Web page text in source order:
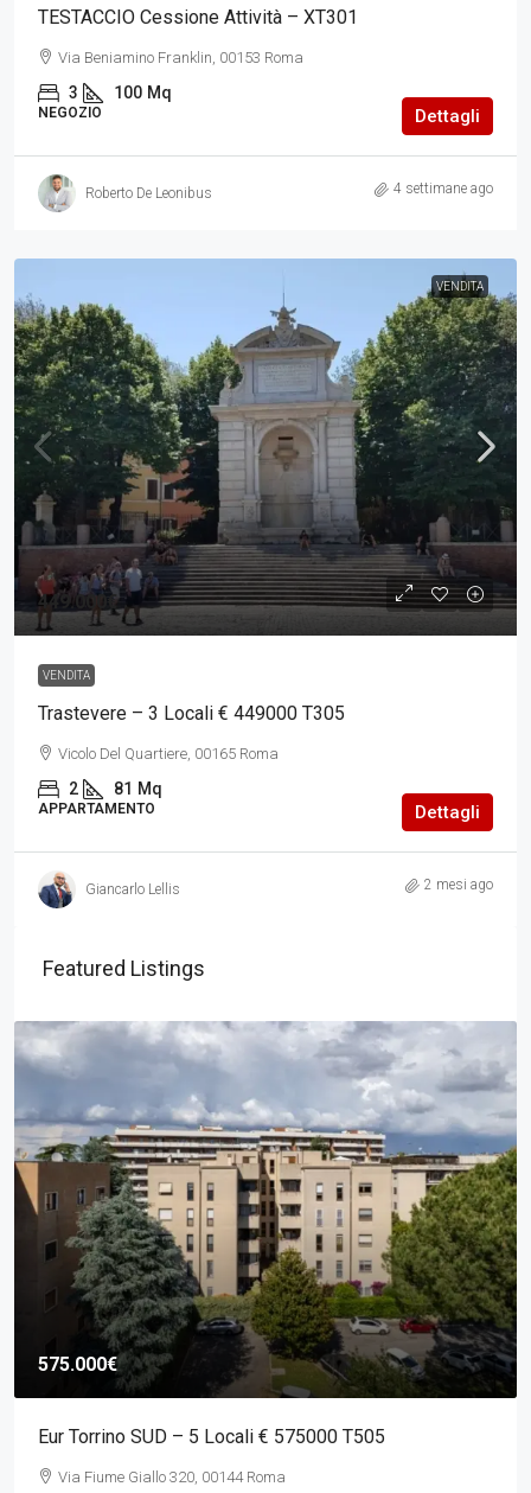
TESTACCIO Cessione Attività – XT301
Via Beniamino Franklin, 00153 Roma
3 100 Mq
NEGOZIO Dettagli
Roberto De Leonibus 4 settimane ago
VENDITA
449.000€
VENDITA
Trastevere – 3 Locali € 449000 T305
Vicolo Del Quartiere, 00165 Roma
2 81 Mq
APPARTAMENTO Dettagli
Giancarlo Lellis 2 mesi ago
Featured Listings
575.000€
Eur Torrino SUD – 5 Locali € 575000 T505
Via Fiume Giallo 320, 00144 Roma